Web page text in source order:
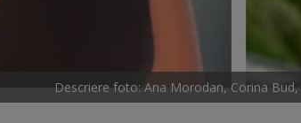
Descriere foto: Ana Morodan, Corina